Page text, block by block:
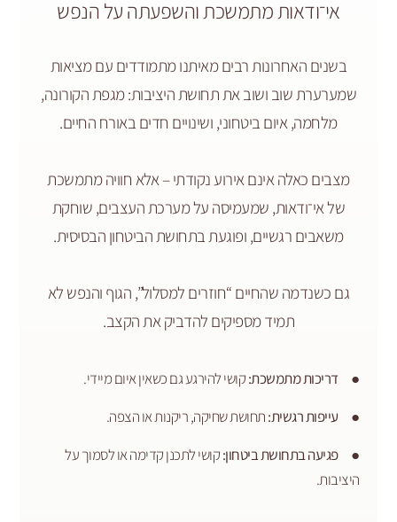
מתמשכת והשפעתה על הנפש
האחרונות רבים מאיתנו מתמודדים עם מציאות
שוב ושוב את תחושת היציבות: מגפת הקורונה,
איום ביטחוני, ושינויים חדים באורח החיים.
אינם אירוע נקודתי – אלא חוויה מתמשכת
שמעמיסה על מערכת העצבים, שוחקת
רגשיים, ופוגעת בתחושת הביטחון הבסיסית.
שהחיים “חוזרים למסלול”, הגוף והנפש לא
תמיד מספיקים להדביק את הקצב.
מתמשכת:קושי להירגע גם כשאין איום מיידי.
רגשית:תחושת שחיקה, ריקנות או הצפה.
בתחושת ביטחון:קושי לתכנן קדימה או לסמוך על